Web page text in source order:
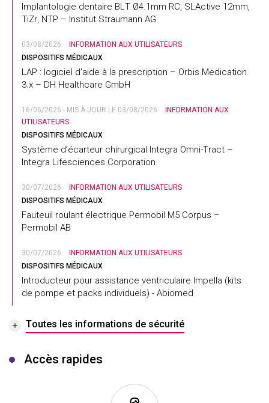
Implantologie dentaire BLT Ø4.1mm RC, SLActive 12mm,
TiZr, NTP – Institut Straumann AG
03/08/2026
INFORMATION AUX UTILISATEURS
DISPOSITIFS MÉDICAUX
LAP : logiciel d'aide à la prescription – Orbis Medication
3.x – DH Healthcare GmbH
16/06/2026 - MIS À JOUR LE 03/08/2026
INFORMATION AUX
UTILISATEURS
DISPOSITIFS MÉDICAUX
Système d’écarteur chirurgical Integra Omni-Tract –
Integra Lifesciences Corporation
30/07/2026
INFORMATION AUX UTILISATEURS
DISPOSITIFS MÉDICAUX
Fauteuil roulant électrique Permobil M5 Corpus –
Permobil AB
30/07/2026
INFORMATION AUX UTILISATEURS
DISPOSITIFS MÉDICAUX
Introducteur pour assistance ventriculaire Impella (kits
de pompe et packs individuels) - Abiomed
Toutes les informations de sécurité
Accès rapides